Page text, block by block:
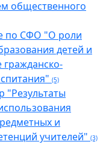
общественного
по СФО "О роли
детей и
(5)
"Результаты
и
учителей" (3)